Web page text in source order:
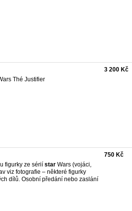
Thé Justifier
3 200 Kč
figurky ze sérií star Wars (vojáci,
viz fotografie – některé figurky
dílů. Osobní předání nebo zaslání
750 Kč